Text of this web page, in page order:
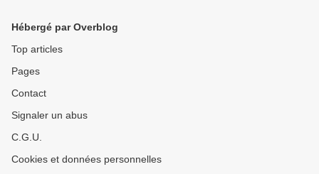
Hébergé par Overblog
Top articles
Pages
Contact
Signaler un abus
C.G.U.
Cookies et données personnelles